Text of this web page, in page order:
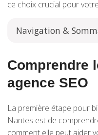
ce choix crucial pour
Navigation &
Comprendre
agence SEO
La première étape pour
Nantes est de
comment elle peut aider